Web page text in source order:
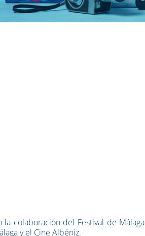
la colaboración del Festival de Málaga
y el Cine Albéniz.